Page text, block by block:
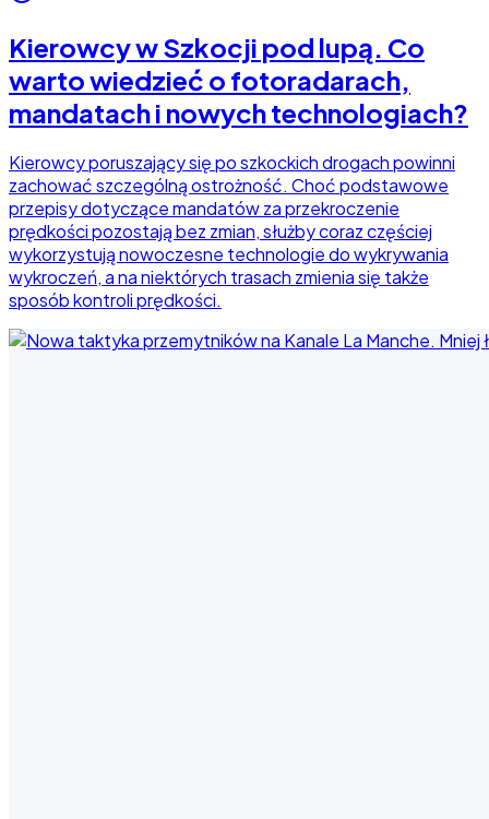
Kierowcy w Szkocji pod lupą. Co
warto wiedzieć o fotoradarach,
mandatach i nowych technologiach?
Kierowcy poruszający się po szkockich drogach powinni
zachować szczególną ostrożność. Choć podstawowe
przepisy dotyczące mandatów za przekroczenie
prędkości pozostają bez zmian, służby coraz częściej
wykorzystują nowoczesne technologie do wykrywania
wykroczeń, a na niektórych trasach zmienia się także
sposób kontroli prędkości.